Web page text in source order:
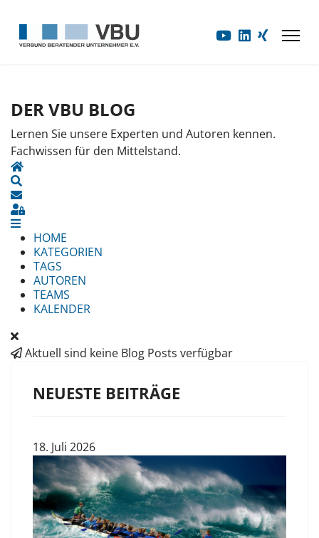
DER VBU BLOG
Lernen Sie unsere Experten und Autoren kennen.
Fachwissen für den Mittelstand.
HOME
UPDATES ABONNIEREN
SIGN IN
HOME
KATEGORIEN
TAGS
AUTOREN
TEAMS
KALENDER
Aktuell sind keine Blog Posts verfügbar
NEUESTE BEITRÄGE
18. Juli 2026